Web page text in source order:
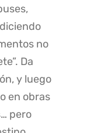
no
Da
y luego
en obras
pero